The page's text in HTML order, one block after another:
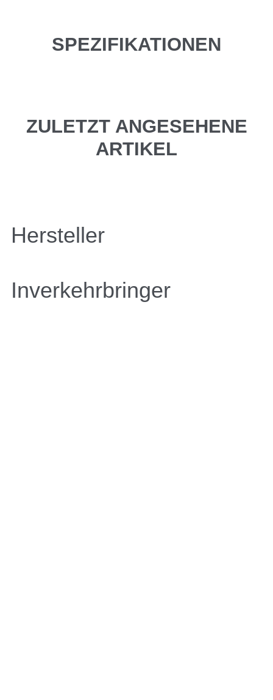
SPEZIFIKATIONEN
ZULETZT ANGESEHENE
ARTIKEL
Hersteller
Inverkehrbringer